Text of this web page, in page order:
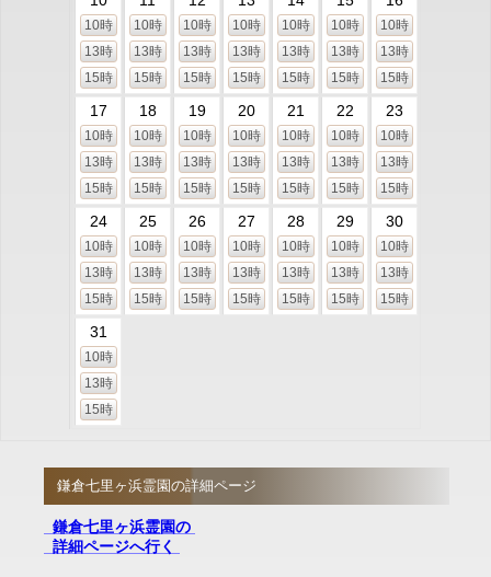
10時
13時
15時
10時
13時
15時
10時
13時
15時
10時
13時
15時
10時
13時
15時
10時
13時
15時
10時
13時
15時
17
10時
13時
15時
18
10時
13時
15時
19
10時
13時
15時
20
10時
13時
15時
21
10時
13時
15時
22
10時
13時
15時
23
10時
13時
15時
24
10時
13時
15時
25
10時
13時
15時
26
10時
13時
15時
27
10時
13時
15時
28
10時
13時
15時
29
10時
13時
15時
30
10時
13時
15時
31
10時
13時
15時
鎌倉七里ヶ浜霊園の詳細ページ
鎌倉七里ヶ浜霊園の
詳細ページへ行く